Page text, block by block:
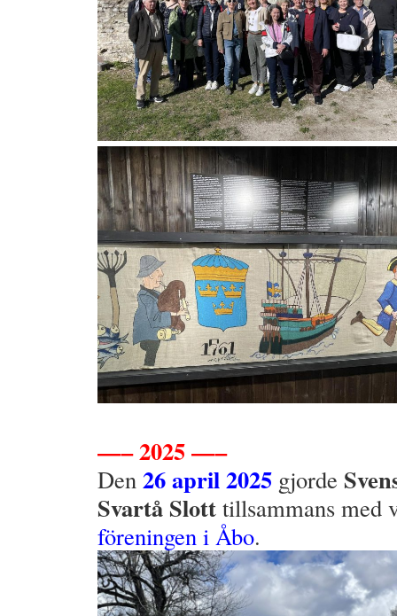
—– 2025 —–
Den 26 april 2025 gjorde
Svartå Slott tillsammans med
föreningen i Åbo.